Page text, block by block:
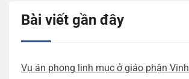
Bài viết gần đây
Vụ án phong linh mục ở giáo phận Vinh